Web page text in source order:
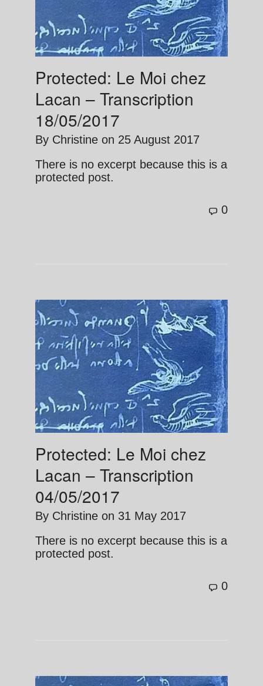
Protected: Le Moi chez
Lacan – Transcription
18/05/2017
By Christine on 25 August 2017
There is no excerpt because this is a
protected post.
0
Protected: Le Moi chez
Lacan – Transcription
04/05/2017
By Christine on 31 May 2017
There is no excerpt because this is a
protected post.
0